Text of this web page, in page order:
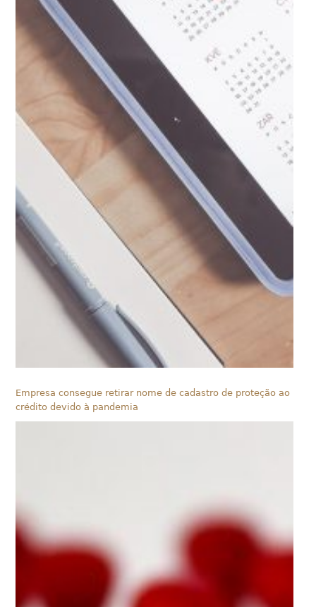
Empresa consegue retirar nome de cadastro de proteção ao
crédito devido à pandemia